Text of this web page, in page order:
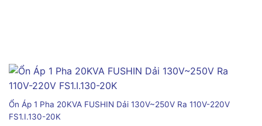
Ổn Áp 1 Pha 20KVA FUSHIN Dải 130V~250V Ra 110V-220V
FS1.I.130-20K